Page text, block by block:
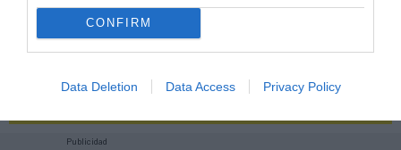
CONFIRM
Data Deletion Data Access Privacy Policy
y eventos para Socios!​​​​​​​
Publicidad